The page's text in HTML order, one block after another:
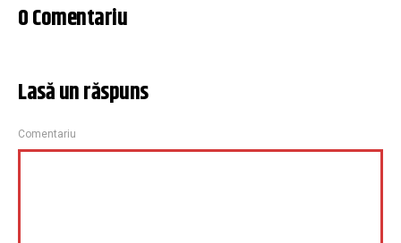
0 Comentariu
Lasă un răspuns
Comentariu